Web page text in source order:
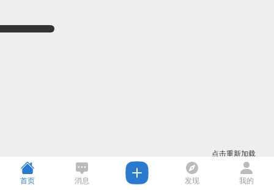
点击重新加载
首页 消息 发现 我的